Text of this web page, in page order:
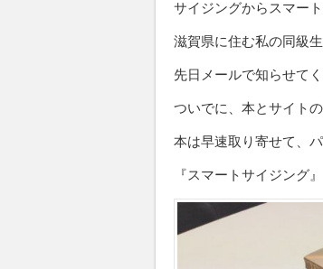
サイジングからスマー
滋賀県に住む私の同級
先日メールで知らせてく
ついでに、本とサイトの
本は早速取り寄せて、
『スマートサイジング』